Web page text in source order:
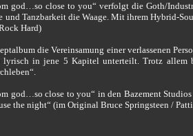
god…so close to you“ verfolgt die Goth/
und Tanzbarkeit die Waage. Mit ihrem Hybrid-
Hard)
die Vereinsamung einer verlassenen
lyrisch in jene 5 Kapitel unterteilt. Trotz allem
god…so close to you“ in den Bazement
the night“ (im Original Bruce Springsteen /